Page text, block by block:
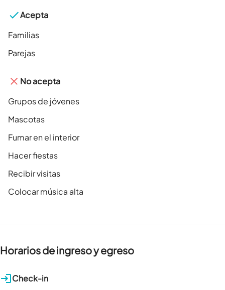
Acepta
Familias
Parejas
No acepta
Grupos de jóvenes
Mascotas
Fumar en el interior
Hacer fiestas
Recibir visitas
Colocar música alta
Horarios de ingreso y egreso
Check-in